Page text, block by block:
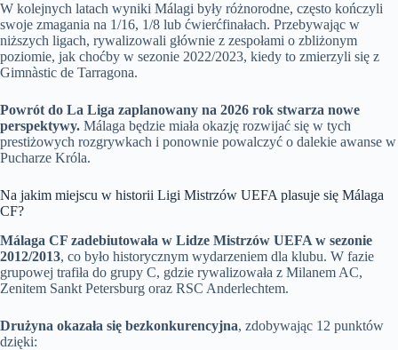
W kolejnych latach wyniki Málagi były różnorodne, często kończyli
swoje zmagania na 1/16, 1/8 lub ćwierćfinałach. Przebywając w
niższych ligach, rywalizowali głównie z zespołami o zbliżonym
poziomie, jak choćby w sezonie 2022/2023, kiedy to zmierzyli się z
Gimnàstic de Tarragona.
Powrót do La Liga zaplanowany na 2026 rok stwarza nowe
perspektywy. Málaga będzie miała okazję rozwijać się w tych
prestiżowych rozgrywkach i ponownie powalczyć o dalekie awanse w
Pucharze Króla.
Na jakim miejscu w historii Ligi Mistrzów UEFA plasuje się Málaga
CF?
Málaga CF zadebiutowała w Lidze Mistrzów UEFA w sezonie
2012/2013, co było historycznym wydarzeniem dla klubu. W fazie
grupowej trafiła do grupy C, gdzie rywalizowała z Milanem AC,
Zenitem Sankt Petersburg oraz RSC Anderlechtem.
Drużyna okazała się bezkonkurencyjna, zdobywając 12 punktów
dzięki: